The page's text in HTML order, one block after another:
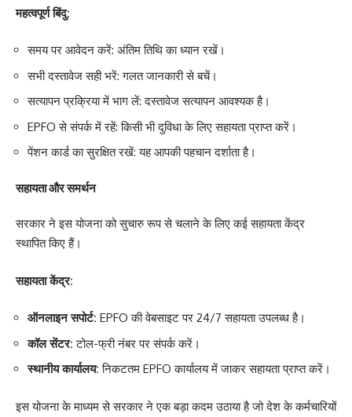
महत्वपूर्ण बिंदु:
समय पर आवेदन करें: अंतिम तिथि का ध्यान रखें।
सभी दस्तावेज सही भरें: गलत जानकारी से बचें।
सत्यापन प्रक्रिया में भाग लें: दस्तावेज सत्यापन आवश्यक है।
EPFO से संपर्क में रहें: किसी भी दुविधा के लिए सहायता प्राप्त करें।
पेंशन कार्ड का सुरक्षित रखें: यह आपकी पहचान दर्शाता है।
सहायता और समर्थन
सरकार ने इस योजना को सुचारु रूप से चलाने के लिए कई सहायता केंद्र
स्थापित किए हैं।
सहायता केंद्र:
ऑनलाइन सपोर्ट: EPFO की वेबसाइट पर 24/7 सहायता उपलब्ध है।
कॉल सेंटर: टोल-फ्री नंबर पर संपर्क करें।
स्थानीय कार्यालय: निकटतम EPFO कार्यालय में जाकर सहायता प्राप्त करें।
इस योजना के माध्यम से सरकार ने एक बड़ा कदम उठाया है जो देश के कर्मचारियों